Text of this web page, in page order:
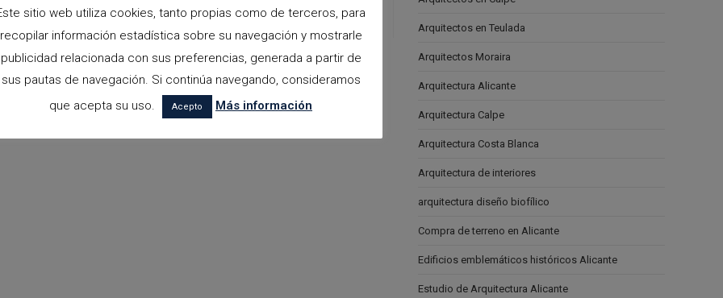
Arquitectos en Teulada
Arquitectos Moraira
Arquitectura Alicante
Arquitectura Calpe
Arquitectura Costa Blanca
Arquitectura de interiores
arquitectura diseño biofílico
Compra de terreno en Alicante
Edificios emblemáticos históricos Alicante
Estudio de Arquitectura Alicante
sitio web utiliza cookies, tanto propias como de terceros, para
recopilar información estadística sobre su navegación y mostrarle
publicidad relacionada con sus preferencias, generada a partir de
sus pautas de navegación. Si continúa navegando, consideramos
que acepta su uso.
Acepto Más información